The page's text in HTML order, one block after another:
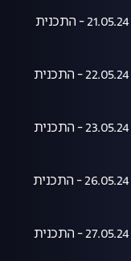
חדשות היום 21.05.24 - התכנית
חדשות היום 22.05.24 - התכנית
חדשות היום 23.05.24 - התכנית
חדשות היום 26.05.24 - התכנית
חדשות היום 27.05.24 - התכנית